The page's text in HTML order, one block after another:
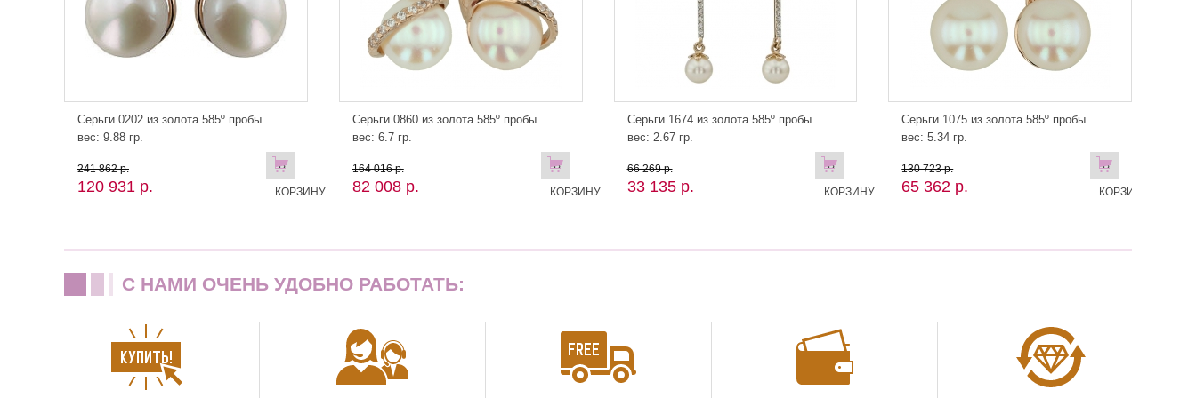
Серьги 0202 из золота 585º пробы
вес: 9.88 гр.
241 862 р.
120 931 р.
В
КОРЗИНУ
Серьги 0860 из золота 585º пробы
вес: 6.7 гр.
164 016 р.
82 008 р.
В
КОРЗИНУ
Серьги 1674 из золота 585º пробы
вес: 2.67 гр.
66 269 р.
33 135 р.
В
КОРЗИНУ
Серьги 1075 из золота 585º пробы
вес: 5.34 гр.
130 723 р.
65 362 р.
В
КОРЗИНУ
C НАМИ ОЧЕНЬ УДОБНО РАБОТАТЬ: